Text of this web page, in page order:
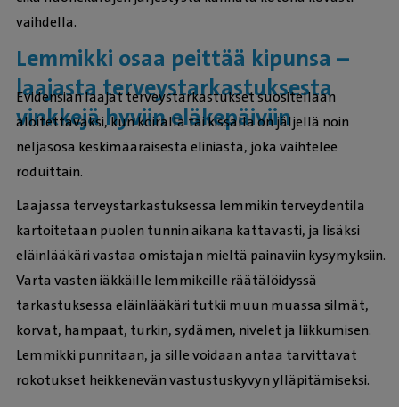
vaihdella.
Lemmikki osaa peittää kipunsa –
laajasta terveystarkastuksesta
vinkkejä hyviin eläkepäiviin
Evidensian laajat terveystarkastukset suositellaan
aloitettavaksi, kun koiralla tai kissalla on jäljellä noin
neljäsosa keskimääräisestä eliniästä, joka vaihtelee
roduittain.
Laajassa terveystarkastuksessa lemmikin terveydentila
kartoitetaan puolen tunnin aikana kattavasti, ja lisäksi
eläinlääkäri vastaa omistajan mieltä painaviin kysymyksiin.
Varta vasten iäkkäille lemmikeille räätälöidyssä
tarkastuksessa eläinlääkäri tutkii muun muassa silmät,
korvat, hampaat, turkin, sydämen, nivelet ja liikkumisen.
Lemmikki punnitaan, ja sille voidaan antaa tarvittavat
rokotukset heikkenevän vastustuskyvyn ylläpitämiseksi.